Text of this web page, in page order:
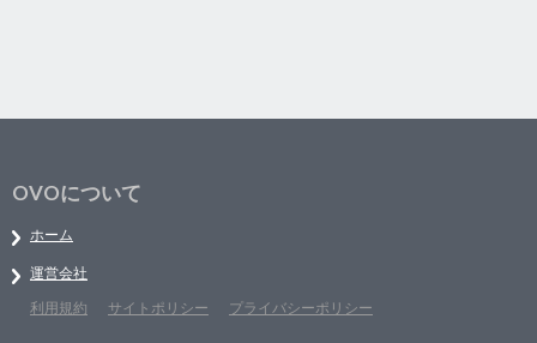
OVOについて
ホーム
運営会社
利用規約
サイトポリシー プライバシーポリシー